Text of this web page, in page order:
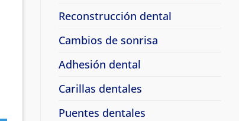
Reconstrucción dental
Cambios de sonrisa
Adhesión dental
Carillas dentales
Puentes dentales